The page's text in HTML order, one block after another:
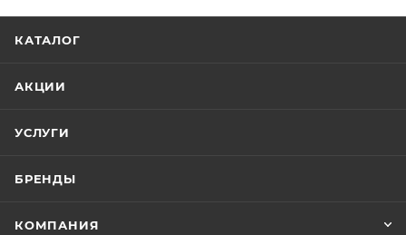
КАТАЛОГ
АКЦИИ
УСЛУГИ
БРЕНДЫ
КОМПАНИЯ